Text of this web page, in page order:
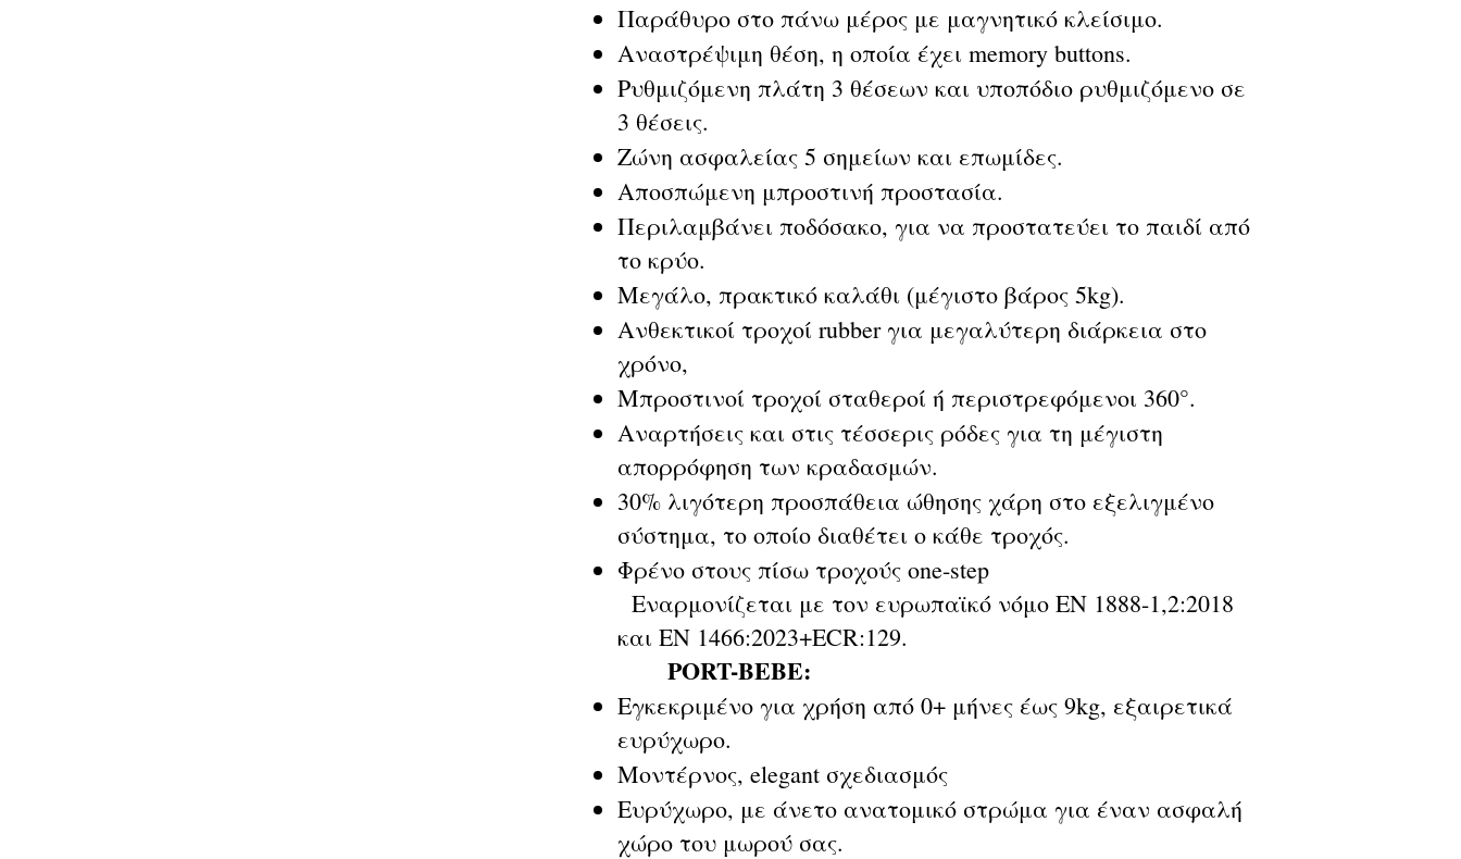
Παράθυρο στο πάνω μέρος με μαγνητικό κλείσιμο.
Αναστρέψιμη θέση, η οποία έχει memory buttons.
Ρυθμιζόμενη πλάτη 3 θέσεων και υποπόδιο ρυθμιζόμενο σε
3 θέσεις.
Ζώνη ασφαλείας 5 σημείων και επωμίδες.
Αποσπώμενη μπροστινή προστασία.
Περιλαμβάνει ποδόσακο, για να προστατεύει το παιδί από
το κρύο.
Μεγάλο, πρακτικό καλάθι (μέγιστο βάρος 5kg).
Ανθεκτικοί τροχοί rubber για μεγαλύτερη διάρκεια στο
χρόνο,
Μπροστινοί τροχοί σταθεροί ή περιστρεφόμενοι 360°.
Αναρτήσεις και στις τέσσερις ρόδες για τη μέγιστη
απορρόφηση των κραδασμών.
30% λιγότερη προσπάθεια ώθησης χάρη στο εξελιγμένο
σύστημα, το οποίο διαθέτει ο κάθε τροχός.
Φρένο στους πίσω τροχούς one-step
Εναρμονίζεται με τον ευρωπαϊκό νόμο ΕΝ 1888-1,2:2018
και ΕΝ 1466:2023+ECR:129.
PORT-BEBE:
Εγκεκριμένο για χρήση από 0+ μήνες έως 9kg, εξαιρετικά
ευρύχωρο.
Μοντέρνος, elegant σχεδιασμός
Ευρύχωρο, με άνετο ανατομικό στρώμα για έναν ασφαλή
χώρο του μωρού σας.